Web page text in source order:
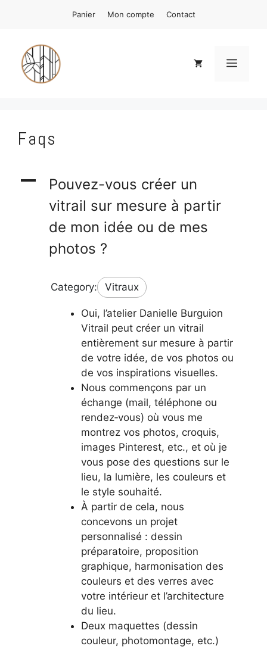
Panier Mon compte Contact
Menu
Faqs
A
Pouvez-vous créer un
vitrail sur mesure à partir
de mon idée ou de mes
photos ?
Category: Vitraux
Oui, l’atelier Danielle Burguion
Vitrail peut créer un vitrail
entièrement sur mesure à partir
de votre idée, de vos photos ou
de vos inspirations visuelles.
Nous commençons par un
échange (mail, téléphone ou
rendez‑vous) où vous me
montrez vos photos, croquis,
images Pinterest, etc., et où je
vous pose des questions sur le
lieu, la lumière, les couleurs et
le style souhaité.
À partir de cela, nous
concevons un projet
personnalisé : dessin
préparatoire, proposition
graphique, harmonisation des
couleurs et des verres avec
votre intérieur et l’architecture
du lieu.
Deux maquettes (dessin
couleur, photomontage, etc.)